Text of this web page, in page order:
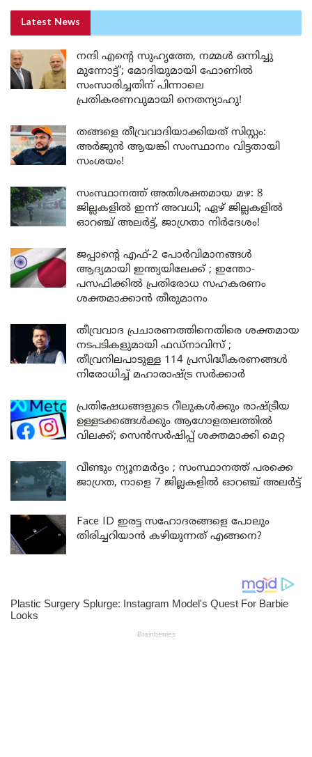
Latest News
നന്ദി എൻ്റെ സുഹൃത്തേ, നമ്മൾ ഒന്നിച്ചു
മുന്നോട്ട്’; മോദിയുമായി ഫോണിൽ
സംസാരിച്ചതിന് പിന്നാലെ
പ്രതികരണവുമായി നെതന്യാഹു!
തങ്ങളെ തീവ്രവാദിയാക്കിയത് സിസ്റ്റം:
അർജുൻ ആയങ്കി സംസ്ഥാനം വിട്ടതായി
സംശയം!
സംസ്ഥാനത്ത് അതിശക്തമായ മഴ: 8
ജില്ലകളിൽ ഇന്ന് അവധി; ഏഴ് ജില്ലകളിൽ
ഓറഞ്ച് അലർട്ട്, ജാഗ്രതാ നിർദേശം!
ജപ്പാന്റെ എഫ്-2 പോർവിമാനങ്ങൾ
ആദ്യമായി ഇന്ത്യയിലേക്ക് ; ഇന്തോ-
പസഫിക്കിൽ പ്രതിരോധ സഹകരണം
ശക്തമാക്കാൻ തീരുമാനം
തീവ്രവാദ പ്രചാരണത്തിനെതിരെ ശക്തമായ
നടപടികളുമായി ഫഡ്നാവിസ് ;
തീവ്രനിലപാടുള്ള 114 പ്രസിദ്ധീകരണങ്ങൾ
നിരോധിച്ച് മഹാരാഷ്ട്ര സർക്കാർ
പ്രതിഷേധങ്ങളുടെ റീലുകൾക്കും രാഷ്ട്രീയ
ഉള്ളടക്കങ്ങൾക്കും ആഗോളതലത്തിൽ
വിലക്ക്; സെൻസർഷിപ്പ് ശക്തമാക്കി മെറ്റ
വീണ്ടും ന്യൂനമർദ്ദം ; സംസ്ഥാനത്ത് പരക്കെ
ജാഗ്രത, നാളെ 7 ജില്ലകളിൽ ഓറഞ്ച് അലർട്ട്
Face ID ഇരട്ട സഹോദരങ്ങളെ പോലും
തിരിച്ചറിയാൻ കഴിയുന്നത് എങ്ങനെ?